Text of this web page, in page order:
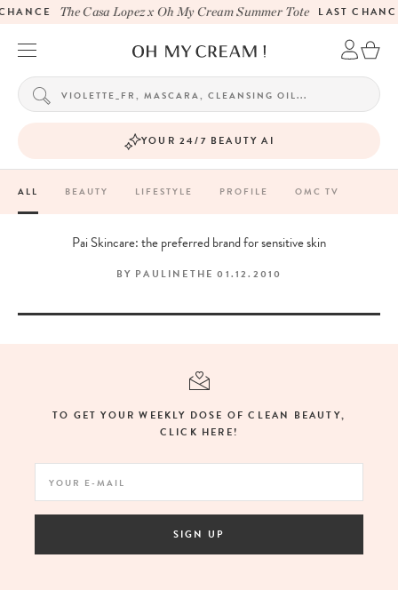
The Casa Lopez x Oh My Cream Summer Tote LAST
YOUR 24/7 BEAUTY AI
ALL BEAUTY LIFESTYLE PROFILE OMC TV
Pai Skincare: the preferred brand for sensitive skin
BY PAULINETHE01.12.2010
TO GET YOUR WEEKLY DOSE OF CLEAN BEAUTY,
CLICK HERE!
SIGN UP